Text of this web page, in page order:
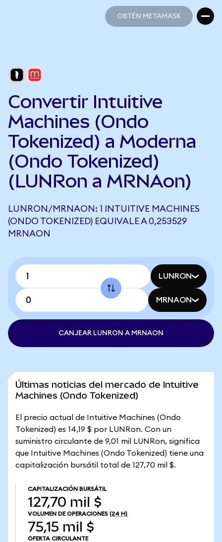
OBTÉN METAMASK
Convertir Intuitive
Machines (Ondo
Tokenized) a Moderna
(Ondo Tokenized)
(LUNRon a MRNAon)
LUNRON/MRNAON: 1 INTUITIVE MACHINES
(ONDO TOKENIZED) EQUIVALE A 0,253529
MRNAON
LUNRON
MRNAON
CANJEAR LUNRON A MRNAON
Últimas noticias del mercado de Intuitive
Machines (Ondo Tokenized)
El precio actual de Intuitive Machines (Ondo
Tokenized) es 14,19 $ por LUNRon. Con un
suministro circulante de 9,01 mil LUNRon, significa
que Intuitive Machines (Ondo Tokenized) tiene una
capitalización bursátil total de 127,70 mil $.
CAPITALIZACIÓN BURSÁTIL
127,70 mil $
VOLUMEN DE OPERACIONES (24 H)
75,15 mil $
OFERTA CIRCULANTE